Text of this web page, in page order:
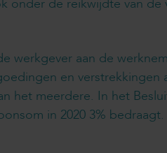
onder de reikwijdte van de
werkgever aan de
en verstrekkingen
het meerdere. In het
in 2020 3%